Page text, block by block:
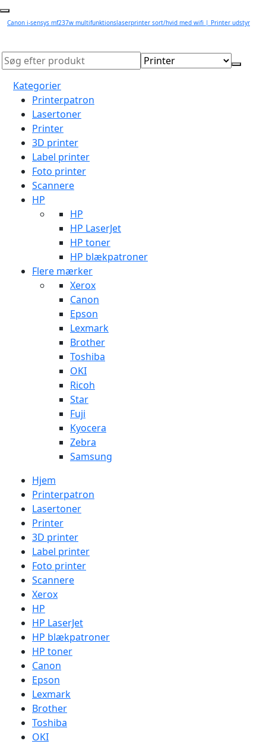
Canon i-sensys mf237w multifunktionslaserprinter sort/hvid med wifi | Printer udstyr
Kategorier
Printerpatron
Lasertoner
Printer
3D printer
Label printer
Foto printer
Scannere
HP
HP
HP LaserJet
HP toner
HP blækpatroner
Flere mærker
Xerox
Canon
Epson
Lexmark
Brother
Toshiba
OKI
Ricoh
Star
Fuji
Kyocera
Zebra
Samsung
Hjem
Printerpatron
Lasertoner
Printer
3D printer
Label printer
Foto printer
Scannere
Xerox
HP
HP LaserJet
HP blækpatroner
HP toner
Canon
Epson
Lexmark
Brother
Toshiba
OKI